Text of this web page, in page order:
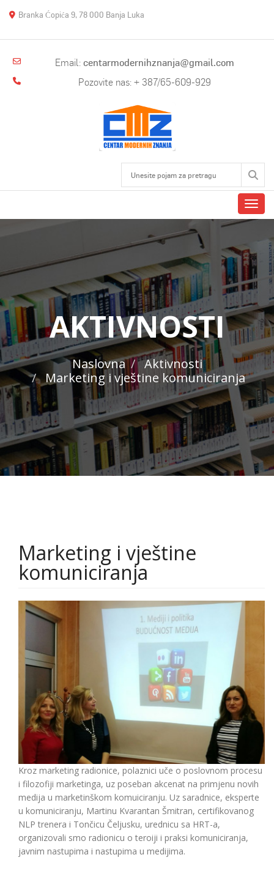
Branka Ćopića 9, 78 000 Banja Luka
Email: centarmodernihznanja@gmail.com
Pozovite nas: + 387/65-609-929
AKTIVNOSTI
Naslovna
Aktivnosti
Marketing i vještine komuniciranja
Marketing i vještine
komuniciranja
Kroz marketing radionice, polaznici uče o poslovnom procesu
i filozofiji marketinga, uz poseban akcenat na primjenu novih
medija u marketinškom komuiciranju. Uz saradnice, eksperte
u komuniciranju, Martinu Kvarantan Šmitran, certifikovanog
NLP trenera i Tončicu Čeljusku, urednicu sa HRT-a,
organizovali smo radionicu o teroiji i praksi komuniciranja,
javnim nastupima i nastupima u medijima.